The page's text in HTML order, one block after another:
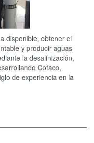
disponible, obtener el
y producir aguas
la desalinización,
Cotaco,
de experiencia en la